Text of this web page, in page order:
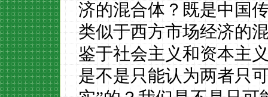
济的混合体？既是中国
类似于西方市场经济的
鉴于社会主义和资本主
是不是只能认为两者只